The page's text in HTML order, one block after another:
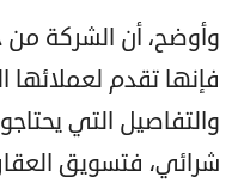
وأوضح، أن الشركة من
فإنها تقدم
والتفاصيل التي
شرائي، فتسويق